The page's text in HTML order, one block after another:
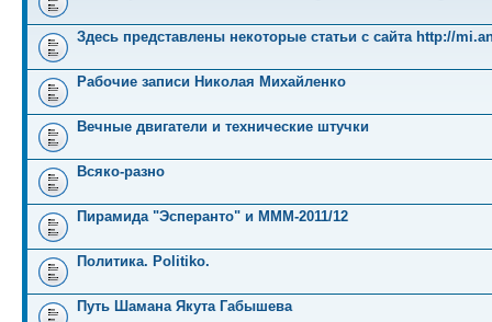
Здесь представлены некоторые статьи с сайта http://
Рабочие записи Николая Михайленко
Вечные двигатели и технические штучки
Всяко-разно
Пирамида "Эсперанто" и MMM-2011/12
Политика. Politiko.
Путь Шамана Якута Габышева